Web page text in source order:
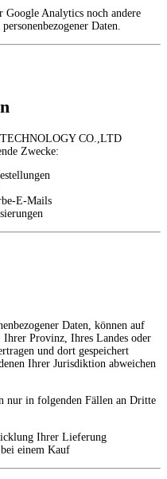
Google Analytics noch andere
Daten.
CO.,LTD
Zwecke:
E-Mails
Daten, können auf
Ihrer Provinz, Ihres Landes oder
und dort gespeichert
Ihrer Jurisdiktion abweichen
nur in folgenden Fällen an Dritte
Ihrer Lieferung
einem Kauf